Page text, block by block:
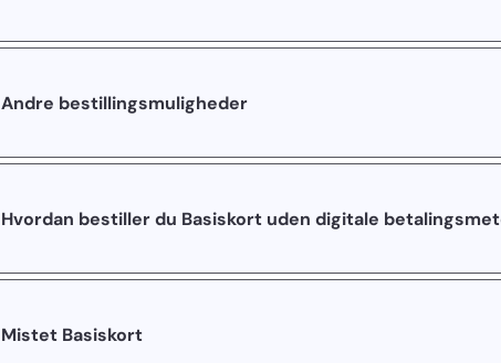
Andre bestillingsmuligheder
Hvordan bestiller du Basiskort uden digitale
Mistet Basiskort